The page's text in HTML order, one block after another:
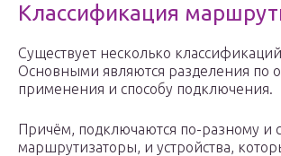
Классификация
Существует несколько
Основными являются разделения по
применения и способу подключения.
Причём, подключаются по-разному и
маршрутизаторы, и устройства,